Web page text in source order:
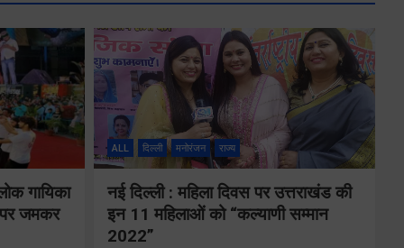
गायिका
पर जमकर
ALL दिल्ली मनोरंजन राज्य
नई दिल्ली : महिला दिवस पर उत्तराखंड की
इन 11 महिलाओं को “कल्याणी सम्मान
2022”
के
एमडीडीए बोर्ड
बैठक में 25
विकास प्रस्तावों
को मिली मंजूरी,
देहरादून-मसूरी के
नियोजित विकास